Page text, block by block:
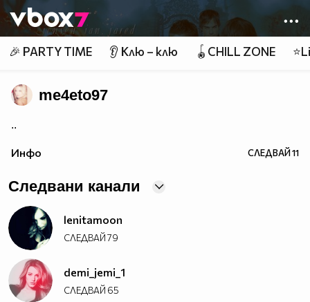
Member of
👾
🎉 PARTY TIME 👂 Клю – клю 🪀CHILL ZONE
me4eto97
..
Инфо СЛЕДВАЙ11
Следвани канали
lenitamoon
СЛЕДВАЙ79
demi_jemi_1
СЛЕДВАЙ 65